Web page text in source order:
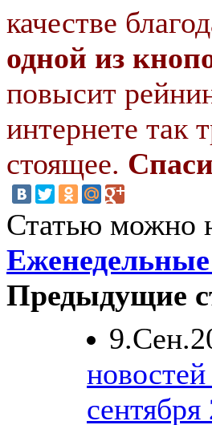
качестве
одной из
повысит
интернете так
стоящее.
Статью можно
Предыдущие
сентября